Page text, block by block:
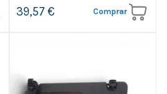
39,57 € Comprar